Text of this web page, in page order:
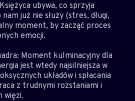
ubywa, co sprzyja
już nie służy (stres, długi,
moment, by zacząć proces
emocji.
Moment kulminacyjny dla
jest wtedy najsilniejsza w
układów i spłacania
z trudnymi rozstaniami i
więzi.